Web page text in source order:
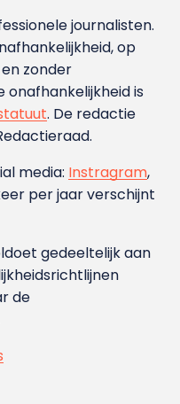
journalisten.
op
zonder
onafhankelijkheid is
. De redactie
media: Instragram,
per jaar verschijnt
gedeeltelijk aan
de